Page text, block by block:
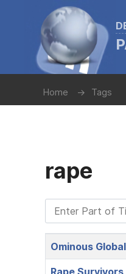
Home Tags
rape
Enter Part of
Title
Ominous
Rape